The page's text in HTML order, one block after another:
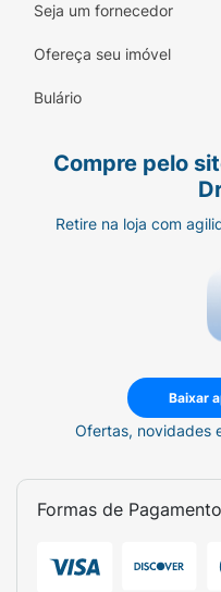
Seja um fornecedor
Ofereça seu imóvel
Bulário
Compre pelo
Retire na loja com
Baixar
Ofertas, novidades
Formas de Pagamento